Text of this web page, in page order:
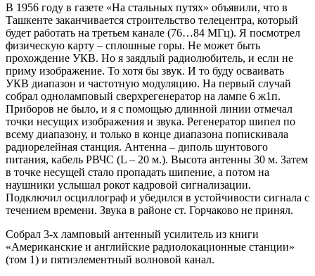
В 1956 году в газете «На стальных путях» объявили, что в
Ташкенте заканчивается строительство телецентра, который
будет работать на третьем канале (76…84 МГц). Я посмотрел
физическую карту – сплошные горы. Не может быть
прохождение УКВ. Но я заядлый радиолюбитель, и если не
приму изображение. То хотя бы звук. И то буду осваивать
УКВ диапазон и частотную модуляцию. На первый случай
собрал одноламповый сверхрегенератор на лампе 6 ж1п.
Приборов не было, и я с помощью длинной линии отмечал
точки несущих изображения и звука. Регенератор шипел по
всему диапазону, и только в конце диапазона попискивала
радиорелейная станция. Антенна – диполь шунтового
питания, кабель РВЧС (L – 20 м.). Высота антенны 30 м. Затем
в точке несущей стало пропадать шипение, а потом на
наушники услышал рокот кадровой сигнализации.
Подключил осциллограф и убедился в устойчивости сигнала с
течением времени. Звука в районе ст. Горчаково не принял.
Собрал 3-х ламповый антенный усилитель из книги
«Американские и английские радиолокационные станции»
(том 1) и пятиэлементный волновой канал.